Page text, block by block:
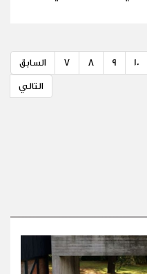
السابق 7 8 9 10
التالي